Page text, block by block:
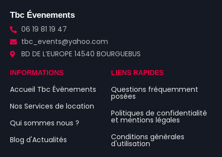
Tbc Évenements
06 19 81 19 47
tbc_events@yahoo.com
BD DE L’EUROPE 14540 BOURGUEBUS
INFORMATIONS
Accueil Tbc Évènements
Nos Services de location
Qui sommes nous ?
Blog d'Actualités
LIENS RAPIDES
Questions fréquemment
posées
Politiques de confidentialité
et mentions légales
Conditions générales
d'utilisation